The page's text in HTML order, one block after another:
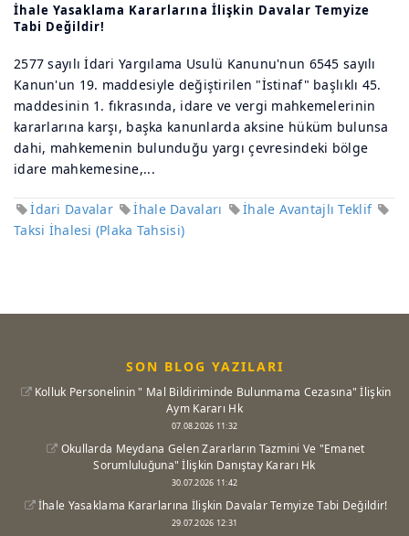
İhale Yasaklama Kararlarına İlişkin Davalar Temyize
Tabi Değildir!
2577 sayılı İdari Yargılama Usulü Kanunu'nun 6545 sayılı
Kanun'un 19. maddesiyle değiştirilen "İstinaf" başlıklı 45.
maddesinin 1. fıkrasında, idare ve vergi mahkemelerinin
kararlarına karşı, başka kanunlarda aksine hüküm bulunsa
dahi, mahkemenin bulunduğu yargı çevresindeki bölge
idare mahkemesine,...
İdari Davalar İhale Davaları
İhale Avantajlı Teklif
Taksi İhalesi (Plaka Tahsisi)
SON BLOG YAZILARI
Kolluk Personelinin " Mal Bildiriminde Bulunmama Cezasına" İlişkin
Aym Kararı Hk
07.08.2026 11:32
Okullarda Meydana Gelen Zararların Tazmini Ve "Emanet
Sorumluluğuna" İlişkin Danıştay Kararı Hk
30.07.2026 11:42
İhale Yasaklama Kararlarına İlişkin Davalar Temyize Tabi Değildir!
29.07.2026 12:31